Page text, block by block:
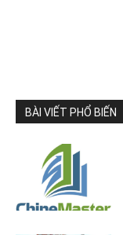
BÀI VIẾT PHỔ BIẾN